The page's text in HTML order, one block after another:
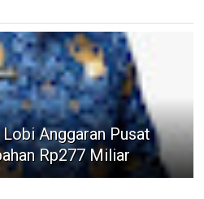
Anggaran Pusat
Rp277 Miliar